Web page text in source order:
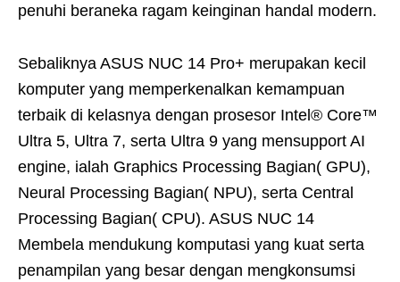
penuhi beraneka ragam keinginan handal modern.
Sebaliknya ASUS NUC 14 Pro+ merupakan kecil
komputer yang memperkenalkan kemampuan
terbaik di kelasnya dengan prosesor Intel® Core™
Ultra 5, Ultra 7, serta Ultra 9 yang mensupport AI
engine, ialah Graphics Processing Bagian( GPU),
Neural Processing Bagian( NPU), serta Central
Processing Bagian( CPU). ASUS NUC 14
Membela mendukung komputasi yang kuat serta
penampilan yang besar dengan mengkonsumsi